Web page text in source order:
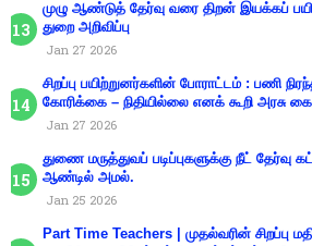
முழு ஆண்டுத் தேர்வு வரை திறன் இயக்கப்
துறை அறிவிப்பு
Jan 27 2026
சிறப்பு பயிற்றுனர்களின் போராட்டம் : பணி
கோரிக்கை – நிதியில்லை எனக் கூறி அரசு
Jan 27 2026
துணை மருத்துவப் படிப்புகளுக்கு நீட் தேர்வு
ஆண்டில் அமல்.
Jan 25 2026
Part Time Teachers | முதல்வரின் சிறப்பு